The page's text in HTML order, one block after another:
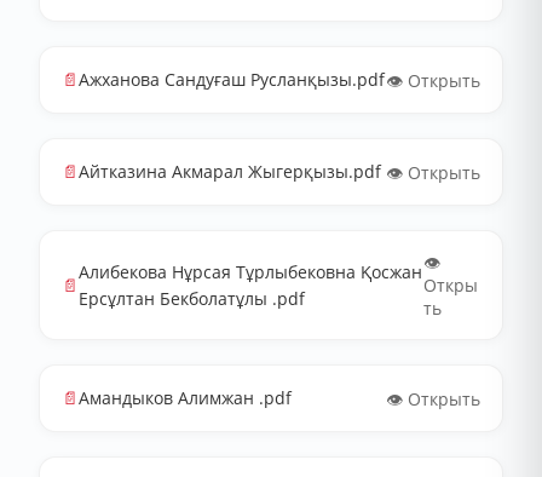
📄Ажханова Сандуғаш Русланқызы.pdf👁️ Открыть
📄Айтказина Акмарал Жыгерқызы.pdf 👁️ Открыть
📄
Алибекова Нұрсая Тұрлыбековна Қосжан
Ерсұлтан Бекболатұлы .pdf
👁️
Откры
ть
📄Амандыков Алимжан .pdf 👁️ Открыть